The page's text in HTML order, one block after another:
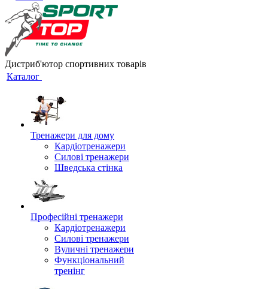
Дистриб'ютор спортивних товарів
Каталог
Тренажери для дому
Кардіотренажери
Силові тренажери
Шведська стінка
Професійні тренажери
Кардіотренажери
Силові тренажери
Вуличні тренажери
Функціональний
тренінг